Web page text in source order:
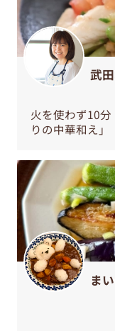
武
火を使わず10
りの中華和え」
ま
これで夏を乗